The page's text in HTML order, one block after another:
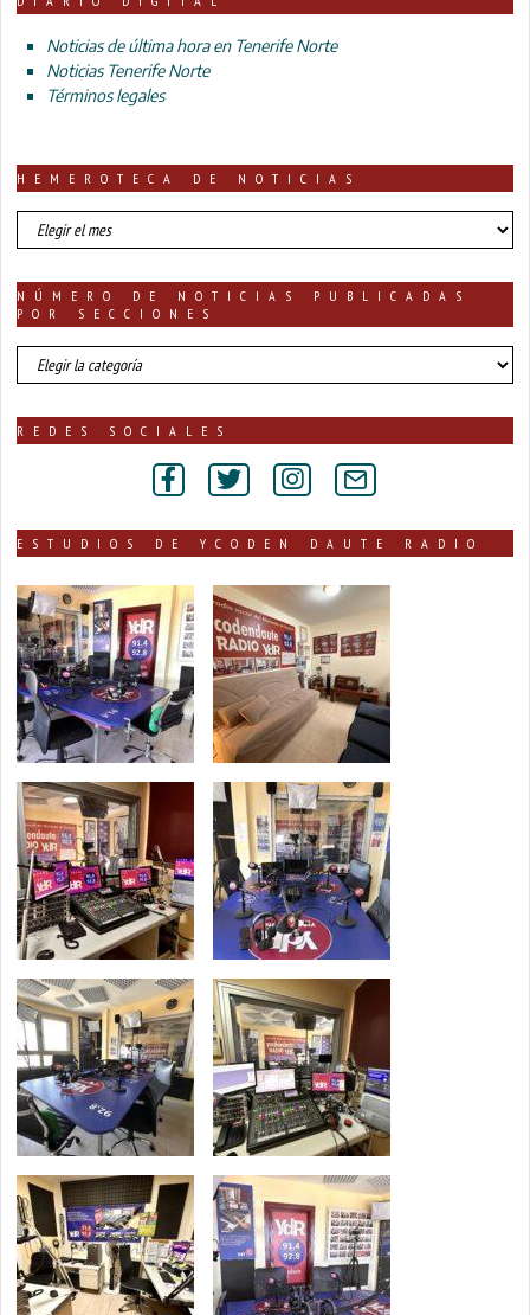
Noticias de última hora en Tenerife Norte
Noticias Tenerife Norte
Términos legales
HEMEROTECA DE NOTICIAS
HEMEROTECA
DE
NÚMERO DE NOTICIAS PUBLICADAS
POR SECCIONES
número
de
publicadas
REDES SOCIALES
ESTUDIOS DE YCODEN DAUTE RADIO